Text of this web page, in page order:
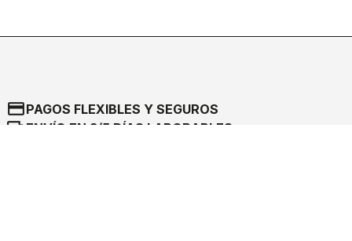
credit_cardPAGOS FLEXIBLES Y SEGUROS
local_shipping ENVÍO EN 3/5 DÍAS LABORABLES